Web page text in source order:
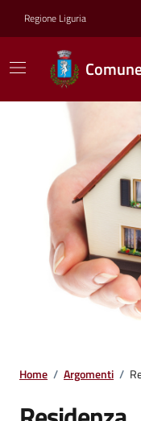
Regione Liguria
Home / Argomenti /